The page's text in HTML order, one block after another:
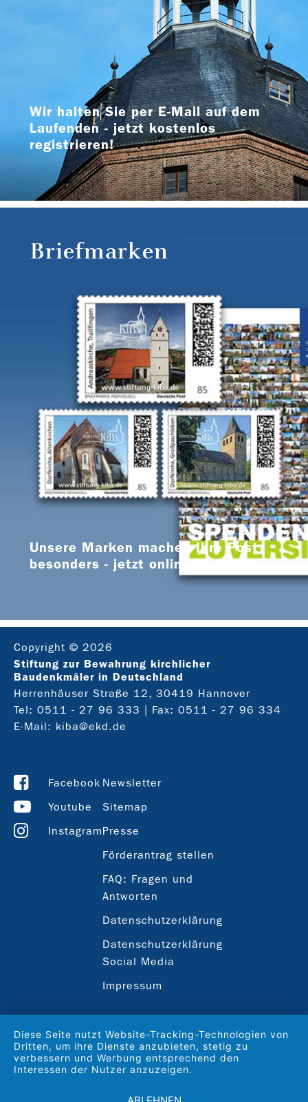
Wir halten Sie per E-Mail auf dem
Laufenden - jetzt kostenlos
registrieren!
Briefmarken
Unsere Marken machen Ihre Post
besonders - jetzt online bestellen
Copyright © 2026
Stiftung zur Bewahrung kirchlicher
Baudenkmäler in Deutschland
Herrenhäuser Straße 12, 30419 Hannover
Tel: 0511 - 27 96 333
| Fax: 0511 - 27 96 334
E-Mail: kiba@ekd.de
Facebook
Youtube
Instagram
Newsletter
Sitemap
Presse
Förderantrag stellen
FAQ: Fragen und
Antworten
Datenschutzerklärung
Datenschutzerklärung
Social Media
Impressum
Diese Seite nutzt Website-Tracking-Technologien von
Dritten, um ihre Dienste anzubieten, stetig zu
verbessern und Werbung entsprechend den
Interessen der Nutzer anzuzeigen.